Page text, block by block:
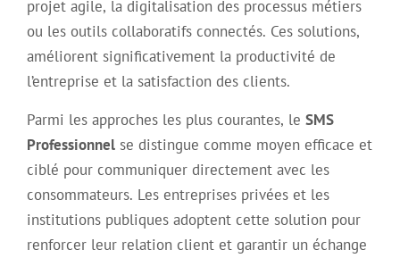
projet agile, la digitalisation des processus métiers
ou les outils collaboratifs connectés. Ces solutions,
améliorent significativement la productivité de
l’entreprise et la satisfaction des clients.
Parmi les approches les plus courantes, le SMS
Professionnel se distingue comme moyen efficace et
ciblé pour communiquer directement avec les
consommateurs. Les entreprises privées et les
institutions publiques adoptent cette solution pour
renforcer leur relation client et garantir un échange